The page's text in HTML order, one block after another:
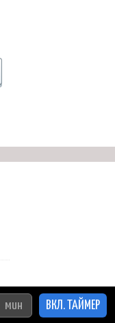
мин ВКЛ. ТАЙМЕР